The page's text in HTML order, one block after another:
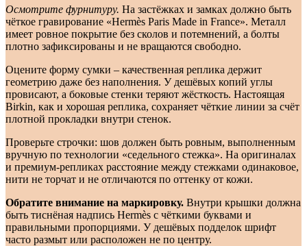
Осмотрите фурнитуру. На застёжках и замках должно быть
чёткое гравирование «Hermès Paris Made in France». Металл
имеет ровное покрытие без сколов и потемнений, а болты
плотно зафиксированы и не вращаются свободно.
Оцените форму сумки – качественная реплика держит
геометрию даже без наполнения. У дешёвых копий углы
провисают, а боковые стенки теряют жёсткость. Настоящая
Birkin, как и хорошая реплика, сохраняет чёткие линии за счёт
плотной прокладки внутри стенок.
Проверьте строчки: шов должен быть ровным, выполненным
вручную по технологии «седельного стежка». На оригиналах
и премиум-репликах расстояние между стежками одинаковое,
нити не торчат и не отличаются по оттенку от кожи.
Обратите внимание на маркировку. Внутри крышки должна
быть тиснёная надпись Hermès с чёткими буквами и
правильными пропорциями. У дешёвых подделок шрифт
часто размыт или расположен не по центру.